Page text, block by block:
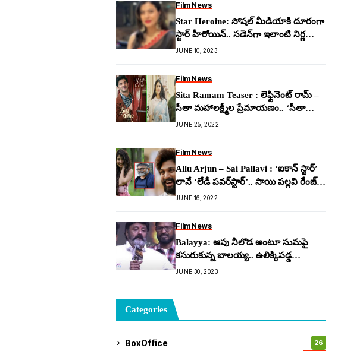
Film News
Star Heroine: సోష‌ల్ మీడియాకి దూరంగా
స్టార్ హీరోయిన్.. స‌డెన్‌గా ఇలాంటి నిర్ణ‌యం
తీసుకోవ‌డానికి కార‌ణం?
JUNE 10, 2023
Film News
Sita Ramam Teaser : లెఫ్టినెంట్ రామ్ –
సీతా మహాలక్ష్మీల ప్రేమాయణం.. ‘సీతా
రామం’
JUNE 25, 2022
Film News
Allu Arjun – Sai Pallavi : ‘ఐకాన్ స్టార్’
లానే ‘లేడీ పవర్‌స్టార్’.. సాయి పల్లవి రేంజ్
మార్చేసిన సుకుమార్..
JUNE 16, 2022
Film News
Balayya: ఆపు నీలొడ అంటూ సుమ‌పై
క‌సురుకున్న బాల‌య్య‌.. ఉలిక్కిప‌డ్డ
యాంక‌ర‌మ్మ‌
JUNE 30, 2023
Categories
BoxOffice 26